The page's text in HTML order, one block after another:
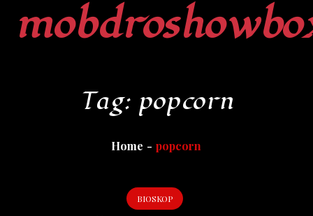
Tag: popcorn
Home popcorn
BIOSKOP